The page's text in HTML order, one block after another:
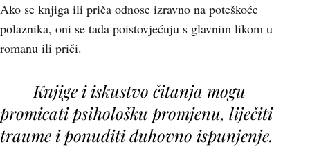
Ako se knjiga ili priča odnose izravno na poteškoće
polaznika, oni se tada poistovjećuju s glavnim likom u
romanu ili priči.
Knjige i iskustvo čitanja mogu
promicati psihološku promjenu, liječiti
traume i ponuditi duhovno ispunjenje.